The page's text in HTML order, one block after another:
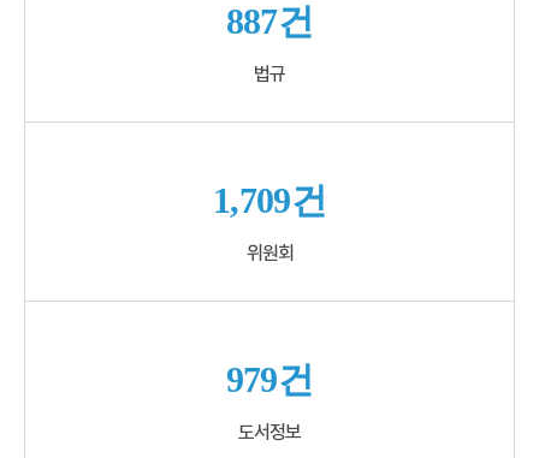
887건
법규
1,709건
위원회
979건
도서정보